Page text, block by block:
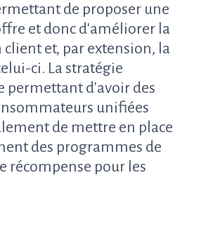
de proposer une
et donc d'améliorer la
et, par extension, la
ci. La stratégie
permettant d'avoir des
unifiées
de mettre en place
des programmes de
récompense pour les